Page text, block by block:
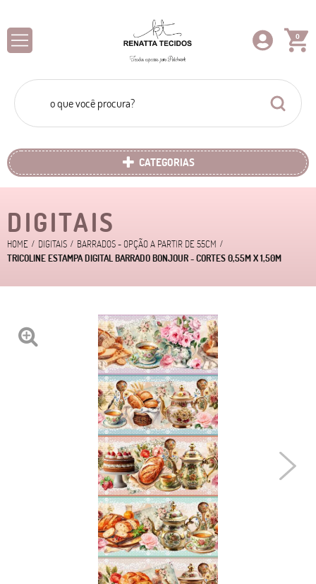
0
CATEGORIAS
DIGITAIS
HOME DIGITAIS
BARRADOS - OPÇÃO A PARTIR DE 55CM
TRICOLINE ESTAMPA DIGITAL BARRADO BONJOUR - CORTES 0,55M X 1,50M